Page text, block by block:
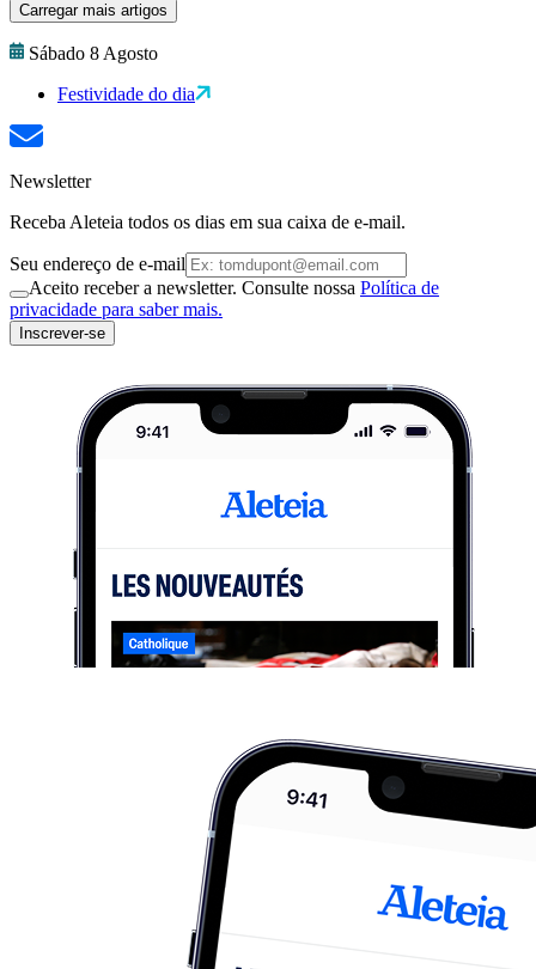
Carregar mais artigos
Sábado 8 Agosto
Festividade do dia
Newsletter
Receba Aleteia todos os dias em sua caixa de e-mail.
Seu endereço de e-mail
Aceito receber a newsletter. Consulte nossa Política de
privacidade para saber mais.
Inscrever-se